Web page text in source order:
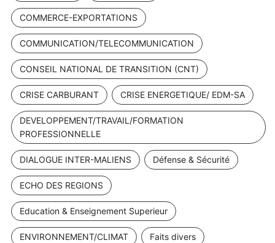
COMMERCE-EXPORTATIONS
COMMUNICATION/TELECOMMUNICATION
CONSEIL NATIONAL DE TRANSITION (CNT)
CRISE CARBURANT CRISE ENERGETIQUE/ EDM-SA
DEVELOPPEMENT/TRAVAIL/FORMATION
PROFESSIONNELLE
DIALOGUE INTER-MALIENS Défense & Sécurité
ECHO DES REGIONS
Education & Enseignement Superieur
ENVIRONNEMENT/CLIMAT Faits divers